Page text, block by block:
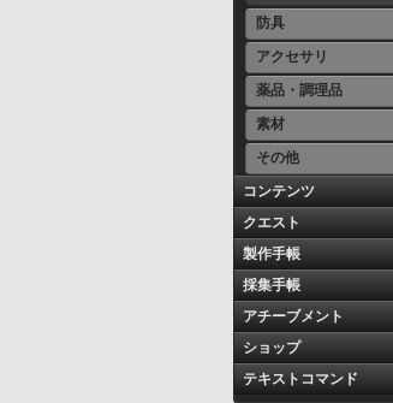
防具
アクセサリ
薬品・調理品
素材
その他
コンテンツ
クエスト
製作手帳
採集手帳
アチーブメント
ショップ
テキストコマンド